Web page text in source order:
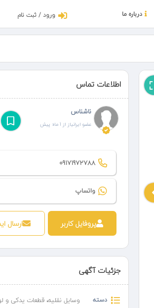
ورود / ثبت نام درباره ما
اطلاعات تماس
ناشناس
عضو ایرانیاز از 1 ماه پیش
09171972788
واتساپ
پروفایل کاربر ارسال
جزئیات آگهی
دسته وسایل نقلیه،قطعات یدکی و